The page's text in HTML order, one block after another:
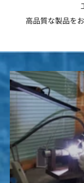
高品質な製品を